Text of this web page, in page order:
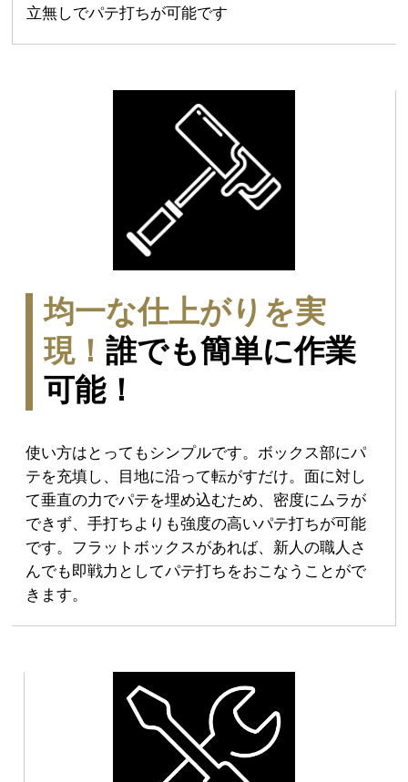
立無しでパテ打ちが可能です
均一な仕上がりを実
現！誰でも簡単に作業
可能！​
使い方はとってもシンプルです。ボックス部にパ
テを充填し、目地に沿って転がすだけ。面に対し
て垂直の力でパテを埋め込むため、密度にムラが
できず、手打ちよりも強度の高いパテ打ちが可能
です。フラットボックスがあれば、新人の職人さ
んでも即戦力としてパテ打ちをおこなうことがで
きます。